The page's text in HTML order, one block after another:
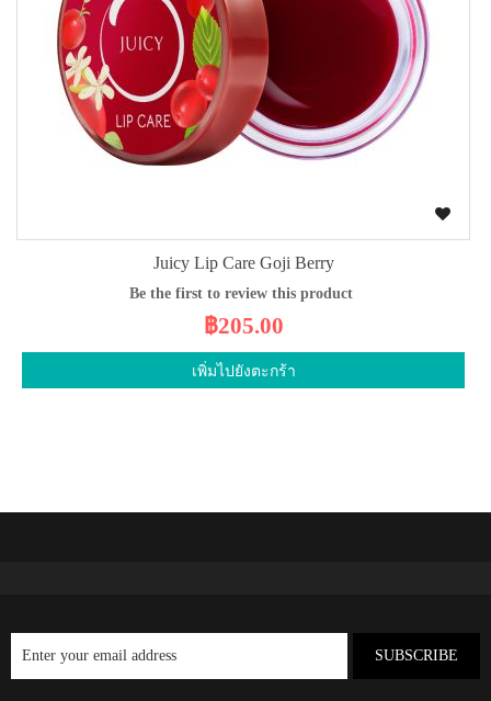
Juicy Lip Care Goji Berry
Be the first to review this product
฿205.00
เพิ่มไปยังตะกร้า
SUBSCRIBE